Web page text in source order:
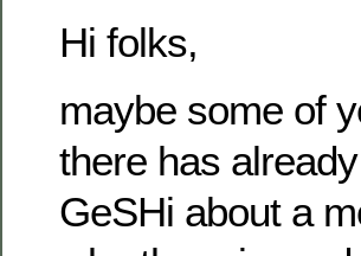
Hi folks,
maybe some of
there has
GeSHi about a